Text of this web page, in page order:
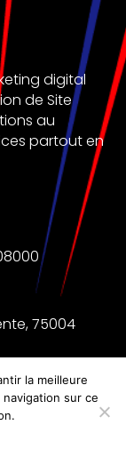
digital
de Site
au
partout en
75004
59000 Lille,
la meilleure
sur ce